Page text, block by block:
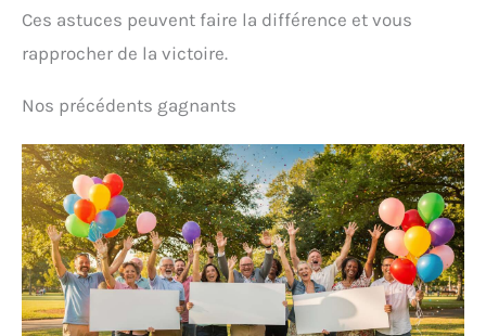
Ces astuces peuvent faire la différence et vous
rapprocher de la victoire.
Nos précédents gagnants